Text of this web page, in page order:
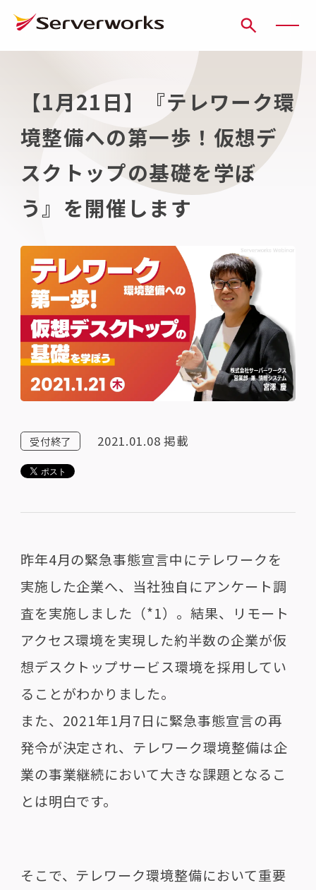
【1月21日】『テレワーク環
境整備への第一歩！仮想デ
スクトップの基礎を学ぼ
う』を開催します
受付終了 2021.01.08 掲載
昨年4月の緊急事態宣言中にテレワークを
実施した企業へ、当社独自にアンケート調
査を実施しました（*1）。結果、リモート
アクセス環境を実現した約半数の企業が仮
想デスクトップサービス環境を採用してい
ることがわかりました。
また、2021年1月7日に緊急事態宣言の再
発令が決定され、テレワーク環境整備は企
業の事業継続において大きな課題となるこ
とは明白です。
そこで、テレワーク環境整備において重要